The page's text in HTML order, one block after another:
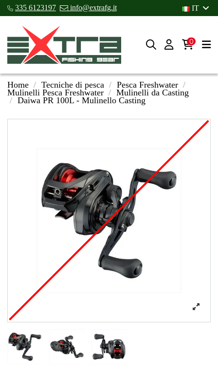
335 6123197 info@extrafg.it IT
0
Home Tecniche di pesca
Pesca Freshwater
Mulinelli Pesca Freshwater
Mulinelli da Casting
Daiwa PR 100L - Mulinello Casting